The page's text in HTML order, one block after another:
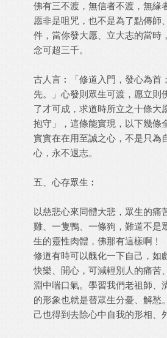
佛有三不渡，無信者不渡，無緣
愿非是咀咒，也不是為了點傳師
件，當你發大愿、立大志的當時
念可超三千。
古人言︰「修道入門，發心為首
先。」心發則眾生可渡，愿立則
了才可成，求道時所立之十條大
抱守」，這條能實現，以下幾條
實實在在用至誠之心，不是只為
心，永不退志。
五、心存眾生︰
以慈悲心來同體大悲，眾生的痛
雞、一隻鴨、一條狗，難道不是
生的靈性肉體，佛那有這樣啊﹗
修道有時可以醜化一下自己，如
快樂、開心，可減輕別人的痛苦
淵中喘口氣。學習我們老祖師、
的形象也就是替眾生分憂、解愁
己也得到去除心中自我的形相、